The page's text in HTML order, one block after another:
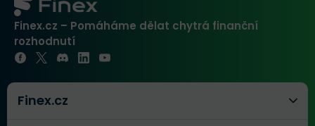
Finex.cz – Pomáháme dělat chytrá finanční
rozhodnutí
Finex.cz